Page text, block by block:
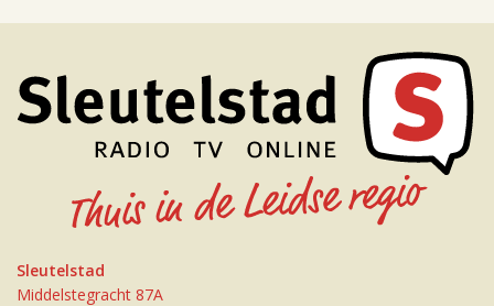
Sleutelstad
Middelstegracht 87A